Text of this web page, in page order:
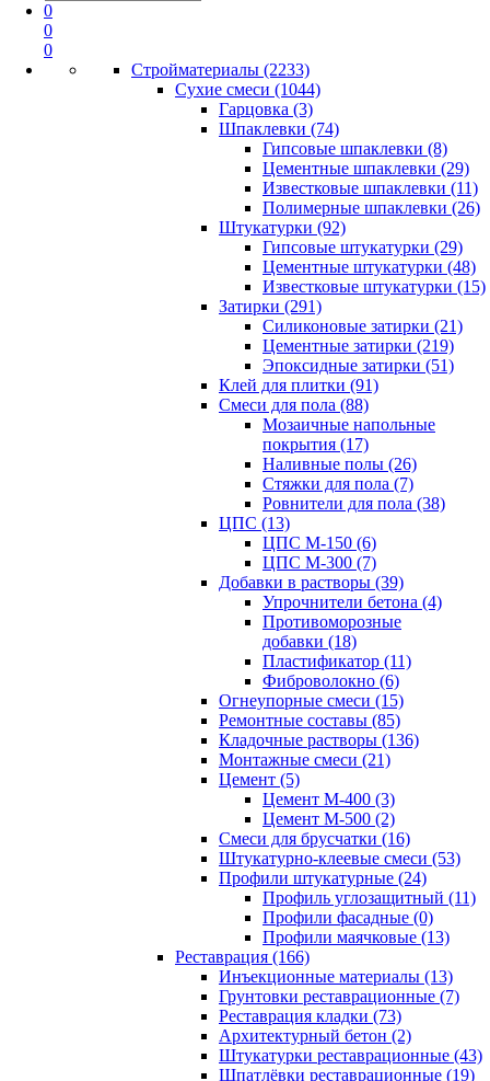
0
0
0
Стройматериалы (2233)
Сухие смеси (1044)
Гарцовка (3)
Шпаклевки (74)
Гипсовые шпаклевки (8)
Цементные шпаклевки (29)
Известковые шпаклевки (11)
Полимерные шпаклевки (26)
Штукатурки (92)
Гипсовые штукатурки (29)
Цементные штукатурки (48)
Известковые штукатурки (15)
Затирки (291)
Силиконовые затирки (21)
Цементные затирки (219)
Эпоксидные затирки (51)
Клей для плитки (91)
Смеси для пола (88)
Мозаичные напольные
покрытия (17)
Наливные полы (26)
Стяжки для пола (7)
Ровнители для пола (38)
ЦПС (13)
ЦПС М-150 (6)
ЦПС М-300 (7)
Добавки в растворы (39)
Упрочнители бетона (4)
Противоморозные
добавки (18)
Пластификатор (11)
Фиброволокно (6)
Огнеупорные смеси (15)
Ремонтные составы (85)
Кладочные растворы (136)
Монтажные смеси (21)
Цемент (5)
Цемент М-400 (3)
Цемент М-500 (2)
Смеси для брусчатки (16)
Штукатурно-клеевые смеси (53)
Профили штукатурные (24)
Профиль углозащитный (11)
Профили фасадные (0)
Профили маячковые (13)
Реставрация (166)
Инъекционные материалы (13)
Грунтовки реставрационные (7)
Реставрация кладки (73)
Архитектурный бетон (2)
Штукатурки реставрационные (43)
Шпатлёвки реставрационные (19)